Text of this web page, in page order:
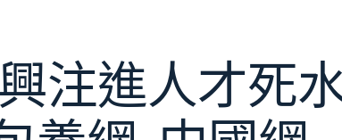
注進人才死